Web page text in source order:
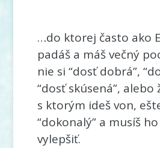
…do ktorej často ako
padáš a máš večný
nie si “dosť dobrá”,
“dosť skúsená”,
s ktorým ideš von,
“dokonalý” a musíš
vylepšiť.